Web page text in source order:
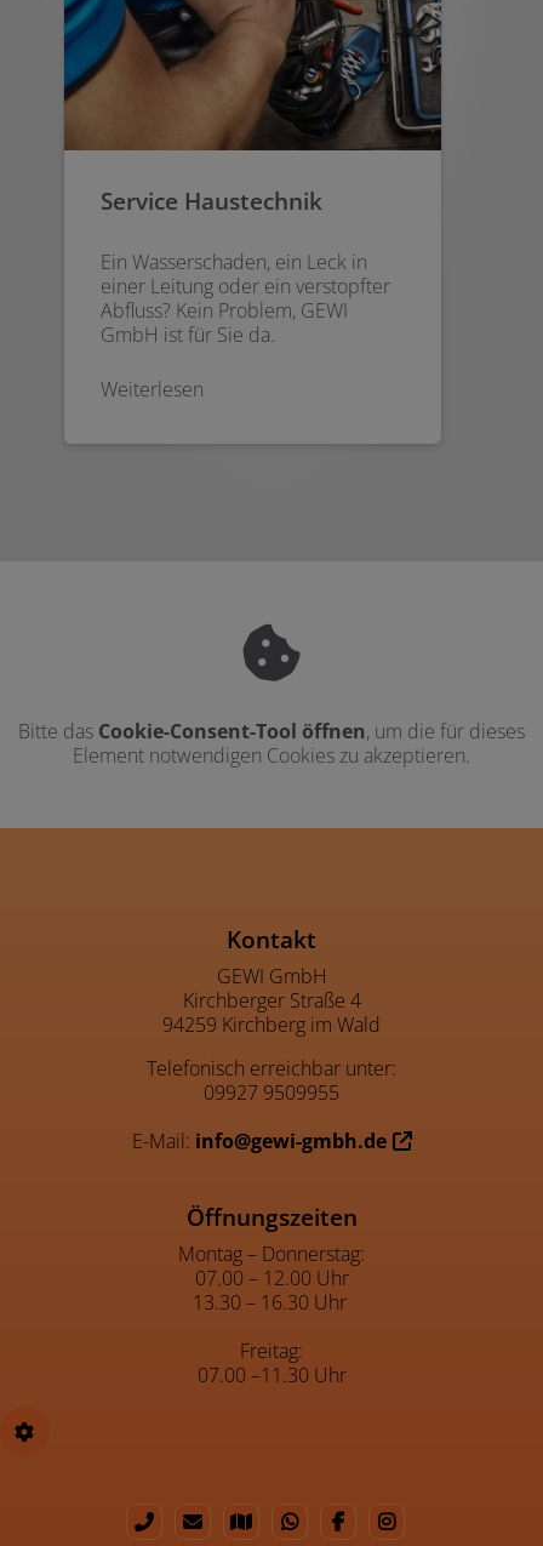
Service Haustechnik
Ein Wasserschaden, ein Leck in
einer Leitung oder ein verstopfter
Abfluss? Kein Problem, GEWI
GmbH ist für Sie da.
Weiterlesen
Bitte das Cookie-Consent-Tool öffnen, um die für dieses
Element notwendigen Cookies zu akzeptieren.
Kontakt
GEWI GmbH
Kirchberger Straße 4
94259 Kirchberg im Wald
Telefonisch erreichbar unter:
09927 9509955
E-Mail: info@gewi-gmbh.de
Öffnungszeiten
Montag – Donnerstag:
07.00 – 12.00 Uhr
13.30 – 16.30 Uhr
Freitag:
07.00 –11.30 Uhr